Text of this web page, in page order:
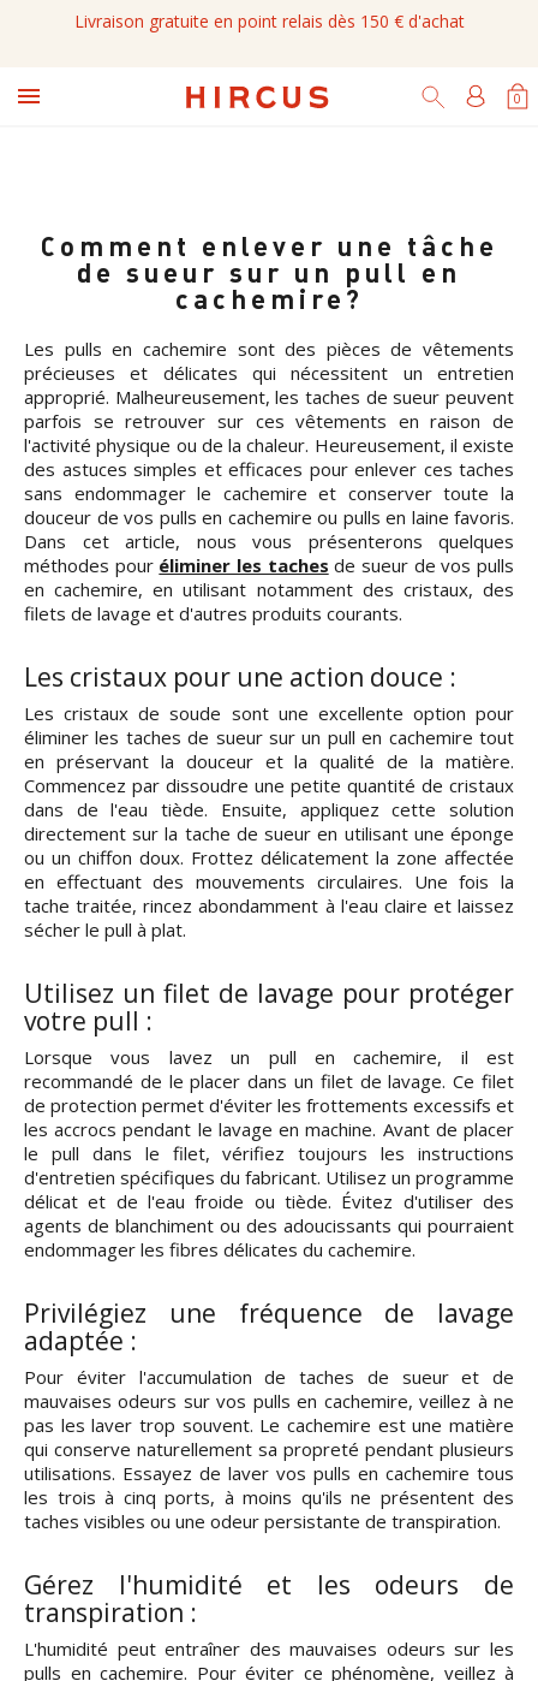
Livraison gratuite en point relais dès 150 € d'achat
0
Comment enlever une tâche
de sueur sur un pull en
cachemire?
Les pulls en cachemire sont des pièces de vêtements
précieuses et délicates qui nécessitent un entretien
approprié. Malheureusement, les taches de sueur peuvent
parfois se retrouver sur ces vêtements en raison de
l'activité physique ou de la chaleur. Heureusement, il existe
des astuces simples et efficaces pour enlever ces taches
sans endommager le cachemire et conserver toute la
douceur de vos pulls en cachemire ou pulls en laine favoris.
Dans cet article, nous vous présenterons quelques
méthodes pour éliminer les taches de sueur de vos pulls
en cachemire, en utilisant notamment des cristaux, des
filets de lavage et d'autres produits courants.
Les cristaux pour une action douce :
Les cristaux de soude sont une excellente option pour
éliminer les taches de sueur sur un pull en cachemire tout
en préservant la douceur et la qualité de la matière.
Commencez par dissoudre une petite quantité de cristaux
dans de l'eau tiède. Ensuite, appliquez cette solution
directement sur la tache de sueur en utilisant une éponge
ou un chiffon doux. Frottez délicatement la zone affectée
en effectuant des mouvements circulaires. Une fois la
tache traitée, rincez abondamment à l'eau claire et laissez
sécher le pull à plat.
Utilisez un filet de lavage pour protéger
votre pull :
Lorsque vous lavez un pull en cachemire, il est
recommandé de le placer dans un filet de lavage. Ce filet
de protection permet d'éviter les frottements excessifs et
les accrocs pendant le lavage en machine. Avant de placer
le pull dans le filet, vérifiez toujours les instructions
d'entretien spécifiques du fabricant. Utilisez un programme
délicat et de l'eau froide ou tiède. Évitez d'utiliser des
agents de blanchiment ou des adoucissants qui pourraient
endommager les fibres délicates du cachemire.
Privilégiez une fréquence de lavage
adaptée :
Pour éviter l'accumulation de taches de sueur et de
mauvaises odeurs sur vos pulls en cachemire, veillez à ne
pas les laver trop souvent. Le cachemire est une matière
qui conserve naturellement sa propreté pendant plusieurs
utilisations. Essayez de laver vos pulls en cachemire tous
les trois à cinq ports, à moins qu'ils ne présentent des
taches visibles ou une odeur persistante de transpiration.
Gérez l'humidité et les odeurs de
transpiration :
L'humidité peut entraîner des mauvaises odeurs sur les
pulls en cachemire. Pour éviter ce phénomène, veillez à